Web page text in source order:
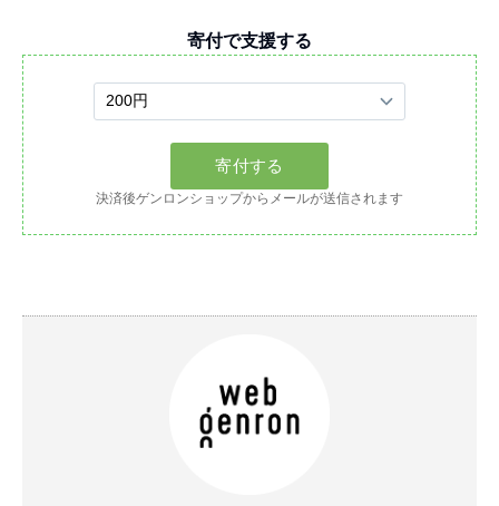
寄付で支援する
決済後ゲンロンショップからメールが送信されます